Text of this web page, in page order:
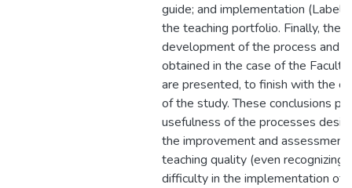
guide; and implementation (Label
the teaching portfolio. Finally, the
development of the process and
obtained in the case of the
are presented, to finish with the
of the study. These conclusions
usefulness of the processes
the improvement and assessment
teaching quality (even recognizing
difficulty in the implementation of